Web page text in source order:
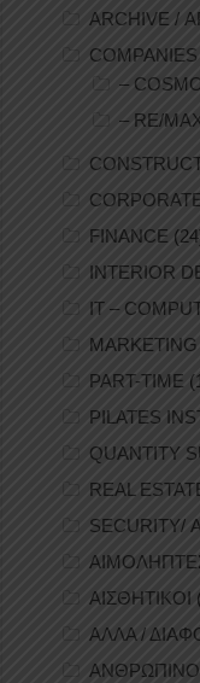
ARCHIVE /
COMPANIES
–
– RE/
FINANCE
INTERIOR
IT –
PART-TIME
PILATES
QUANTITY
REAL
SECURITY/
ΑΙΣΘΗΤΙΚΟΙ
ΑΛΛΑ /
ΑΝΘΡΩΠΙΝΟ